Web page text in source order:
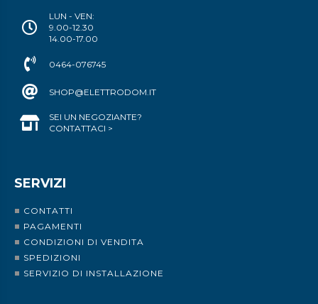
LUN - VEN:
9.00-12.30
14.00-17.00
0464-076745
SHOP@ELETTRODOM.IT
SEI UN NEGOZIANTE?
CONTATTACI >
SERVIZI
CONTATTI
PAGAMENTI
CONDIZIONI DI VENDITA
SPEDIZIONI
SERVIZIO DI INSTALLAZIONE